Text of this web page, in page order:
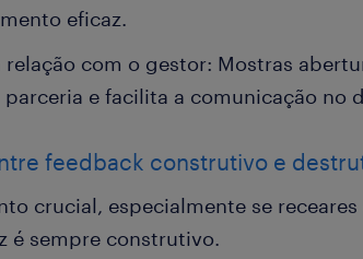
eficaz.
com o gestor: Mostras
e facilita a comunicação no
feedback construtivo e
crucial, especialmente se
é sempre construtivo.